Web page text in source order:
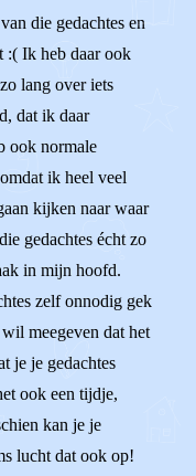
die gedachtes en
:( Ik heb daar ook
lang over iets
dat ik daar
ook normale
ik heel veel
kijken naar waar
gedachtes écht zo
in mijn hoofd.
zelf onnodig gek
meegeven dat het
je je gedachtes
ook een tijdje,
kan je je
lucht dat ook op!